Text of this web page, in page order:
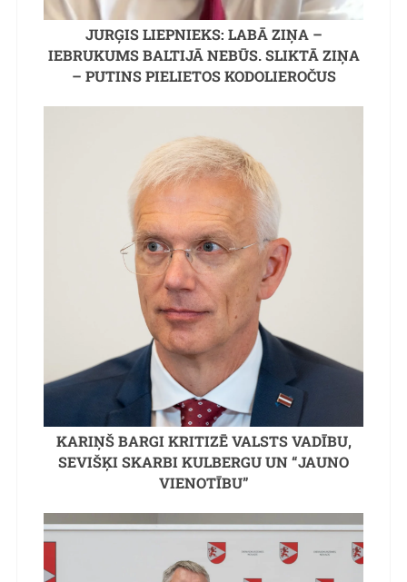
JURĢIS LIEPNIEKS: LABĀ ZIŅA –
IEBRUKUMS BALTIJĀ NEBŪS. SLIKTĀ ZIŅA
– PUTINS PIELIETOS KODOLIEROČUS
KARIŅŠ BARGI KRITIZĒ VALSTS VADĪBU,
SEVIŠĶI SKARBI KULBERGU UN “JAUNO
VIENOTĪBU”